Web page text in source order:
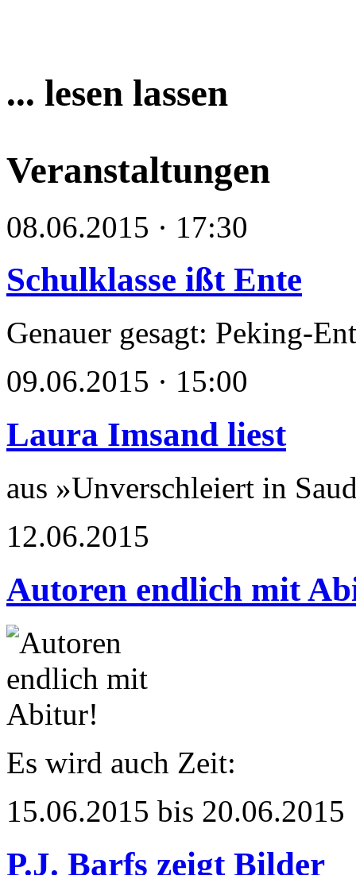
... lesen lassen
Veranstaltungen
08.06.2015 · 17:30
Schulklasse ißt Ente
Genauer gesagt: Peking-
09.06.2015 · 15:00
Laura Imsand liest
aus »Unverschleiert in
12.06.2015
Autoren endlich mit
Es wird auch Zeit:
15.06.2015 bis 20.06.2015
P.J. Barfs zeigt Bilder